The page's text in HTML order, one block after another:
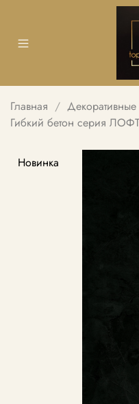
Главная
Гибкий бетон серия
Новинка